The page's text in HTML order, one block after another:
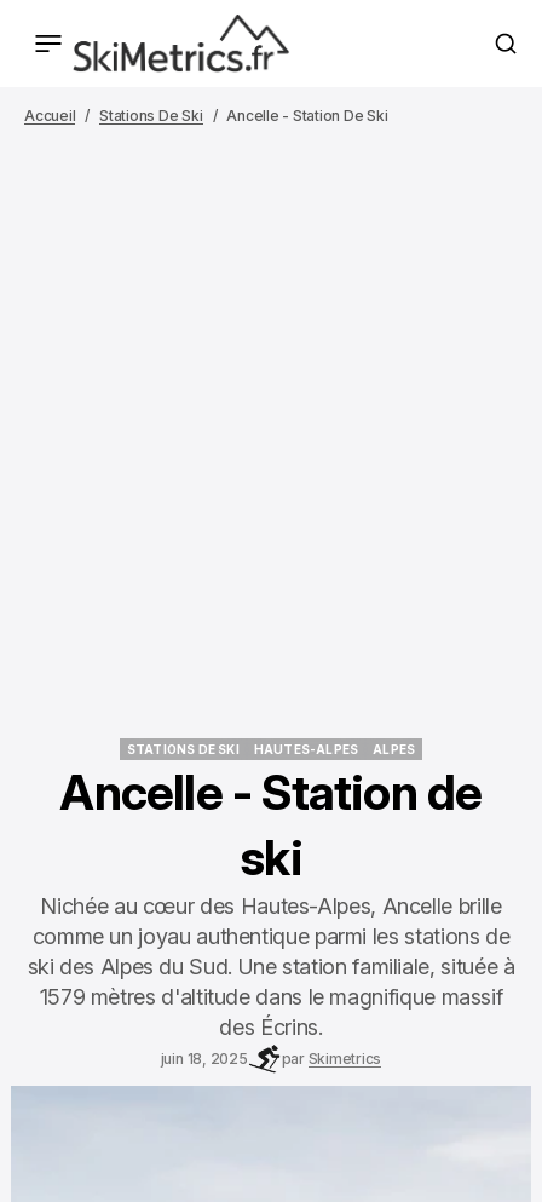
Accueil Stations De Ski Ancelle - Station De Ski
STATIONS DE SKI
HAUTES-ALPES
ALPES
Ancelle - Station de
ski
Nichée au cœur des Hautes-Alpes, Ancelle brille
comme un joyau authentique parmi les stations de
ski des Alpes du Sud. Une station familiale, située à
1579 mètres d'altitude dans le magnifique massif
des Écrins.
juin 18, 2025 par Skimetrics